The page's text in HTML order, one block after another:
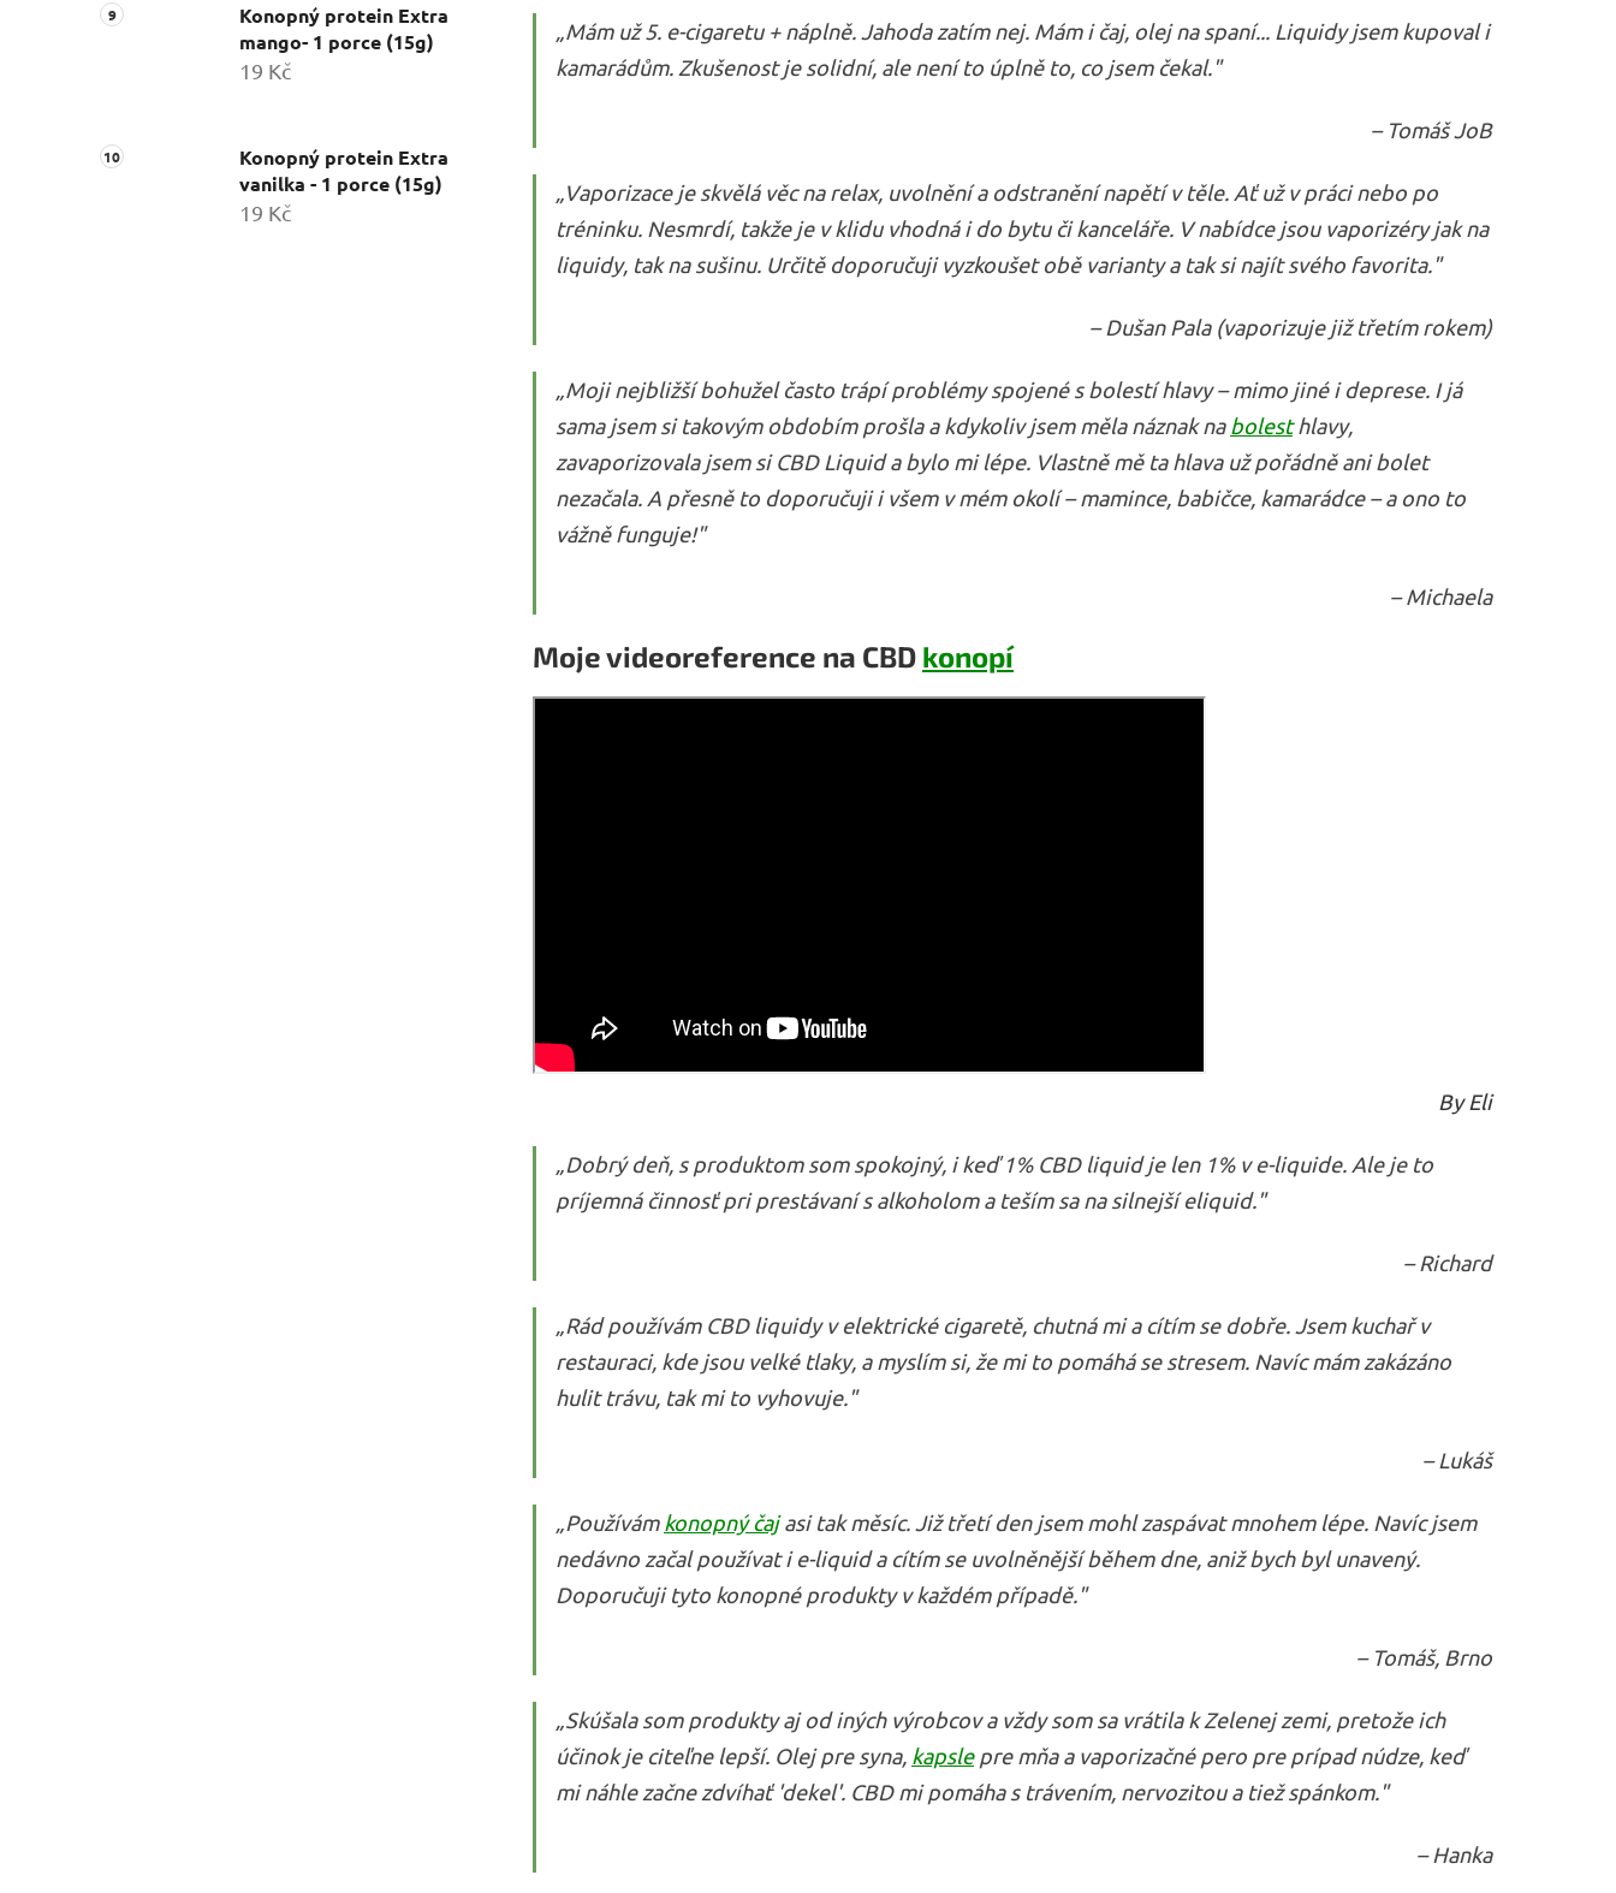
Konopný protein Extra
mango- 1 porce (15g)
19 Kč
Konopný protein Extra
vanilka - 1 porce (15g)
19 Kč
„Mám už 5. e-cigaretu + náplně. Jahoda zatím nej. Mám i čaj, olej na spaní... Liquidy jsem kupoval i
kamarádům. Zkušenost je solidní, ale není to úplně to, co jsem čekal."
– Tomáš JoB
„Vaporizace je skvělá věc na relax, uvolnění a odstranění napětí v těle. Ať už v práci nebo po
tréninku. Nesmrdí, takže je v klidu vhodná i do bytu či kanceláře. V nabídce jsou vaporizéry jak na
liquidy, tak na sušinu. Určitě doporučuji vyzkoušet obě varianty a tak si najít svého favorita."
– Dušan Pala (vaporizuje již třetím rokem)
„Moji nejbližší bohužel často trápí problémy spojené s bolestí hlavy – mimo jiné i deprese. I já
sama jsem si takovým obdobím prošla a kdykoliv jsem měla náznak nabolesthlavy,
zavaporizovala jsem si CBD Liquid a bylo mi lépe. Vlastně mě ta hlava už pořádně ani bolet
nezačala. A přesně to doporučuji i všem v mém okolí – mamince, babičce, kamarádce – a ono to
vážně funguje!"
– Michaela
Moje videoreference na CBD konopí
By Eli
„Dobrý deň, s produktom som spokojný, i keď 1% CBD liquid je len 1% v e-liquide. Ale je to
príjemná činnosť pri prestávaní s alkoholom a teším sa na silnejší eliquid."
– Richard
„Rád používám CBD liquidy v elektrické cigaretě, chutná mi a cítím se dobře. Jsem kuchař v
restauraci, kde jsou velké tlaky, a myslím si, že mi to pomáhá se stresem. Navíc mám zakázáno
hulit trávu, tak mi to vyhovuje."
– Lukáš
„Používám konopný čajasi tak měsíc. Již třetí den jsem mohl zaspávat mnohem lépe. Navíc jsem
nedávno začal používat i e-liquid a cítím se uvolněnější během dne, aniž bych byl unavený.
Doporučuji tyto konopné produkty v každém případě."
– Tomáš, Brno
„Skúšala som produkty aj od iných výrobcov a vždy som sa vrátila k Zelenej zemi, pretože ich
účinok je citeľne lepší. Olej pre syna, kapslepre mňa a vaporizačné pero pre prípad núdze, keď
mi náhle začne zdvíhať 'dekel'. CBD mi pomáha s trávením, nervozitou a tiež spánkom."
– Hanka